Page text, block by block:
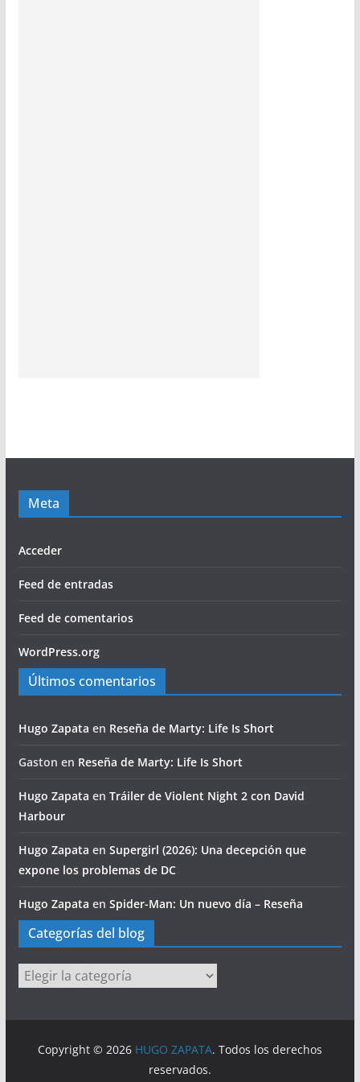
Meta
Acceder
Feed de entradas
Feed de comentarios
WordPress.org
Últimos comentarios
Hugo Zapata en Reseña de Marty: Life Is Short
Gaston en Reseña de Marty: Life Is Short
Hugo Zapata en Tráiler de Violent Night 2 con David
Harbour
Hugo Zapata en Supergirl (2026): Una decepción que
expone los problemas de DC
Hugo Zapata en Spider-Man: Un nuevo día – Reseña
Categorías del blog
Categorías
del
Copyright © 2026 HUGO ZAPATA. Todos los derechos
reservados.